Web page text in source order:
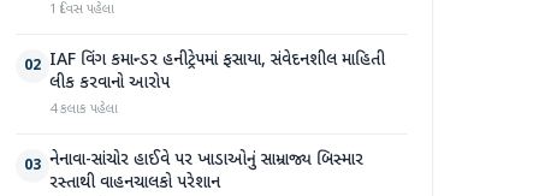
1 દિવસ પહેલા
02 IAF વિંગ કમાન્ડર હનીટ્રેપમાં ફસાયા, સંવેદનશીલ માહિતી
લીક કરવાનો આરોપ
4 કલાક પહેલા
03 નેનાવા-સાંચોર હાઈવે પર ખાડાઓનું સામ્રાજ્ય બિસ્માર
રસ્તાથી વાહનચાલકો પરેશાન